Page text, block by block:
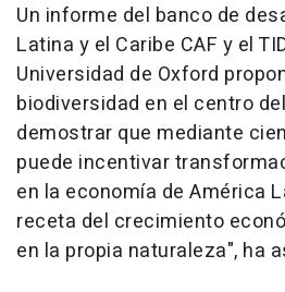
Un informe del banco de
Latina y el Caribe CAF y el
Universidad de Oxford
biodiversidad en el centro
demostrar que mediante
puede incentivar
en la economía de América
receta del crecimiento
en la propia naturaleza", ha